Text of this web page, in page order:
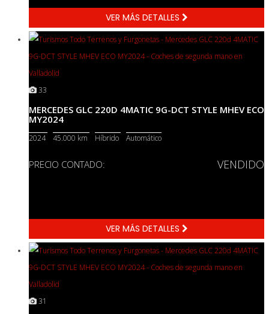
VER MÁS DETALLES
33
MERCEDES GLC 220D 4MATIC 9G-DCT STYLE MHEV ECO
MY2024
2024 45.000 km Híbrido Automático
PRECIO CONTADO: VENDIDO
VER MÁS DETALLES
31